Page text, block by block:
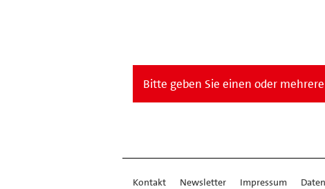
Bitte geben Sie einen oder
Kontakt Newsletter Impressum